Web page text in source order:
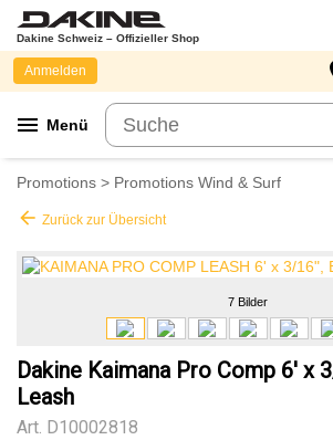
Dakine Schweiz – Offizieller Shop
menu Menü
Anmelden
Promotions > Promotions Wind & Surf
arrow_back Zurück zur Übersicht
7 Bilder
Dakine Kaimana Pro Comp 6' x
Leash
Art. D10002818